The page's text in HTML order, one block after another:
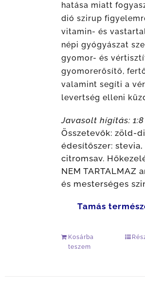
hatása miatt
dió szirup
vitamin- és
népi gyógyászat
gyomor- és
gyomorerősítő,
valamint segíti a
levertség elleni
Javasolt hígítás: 1:8
Összetevők: zöld-
édesítőszer: stevia,
citromsav.
NEM TARTALMAZ
és mesterséges
Tamás
Kosárba
teszem